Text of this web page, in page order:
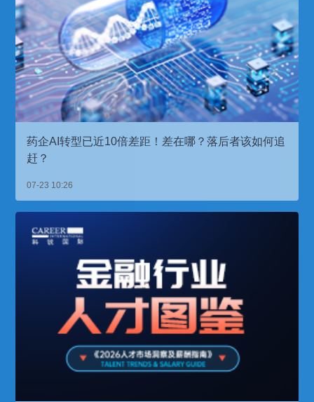
药企AI转型已近10倍差距！差在哪？落后者该如何追
赶？
07-23 10:26